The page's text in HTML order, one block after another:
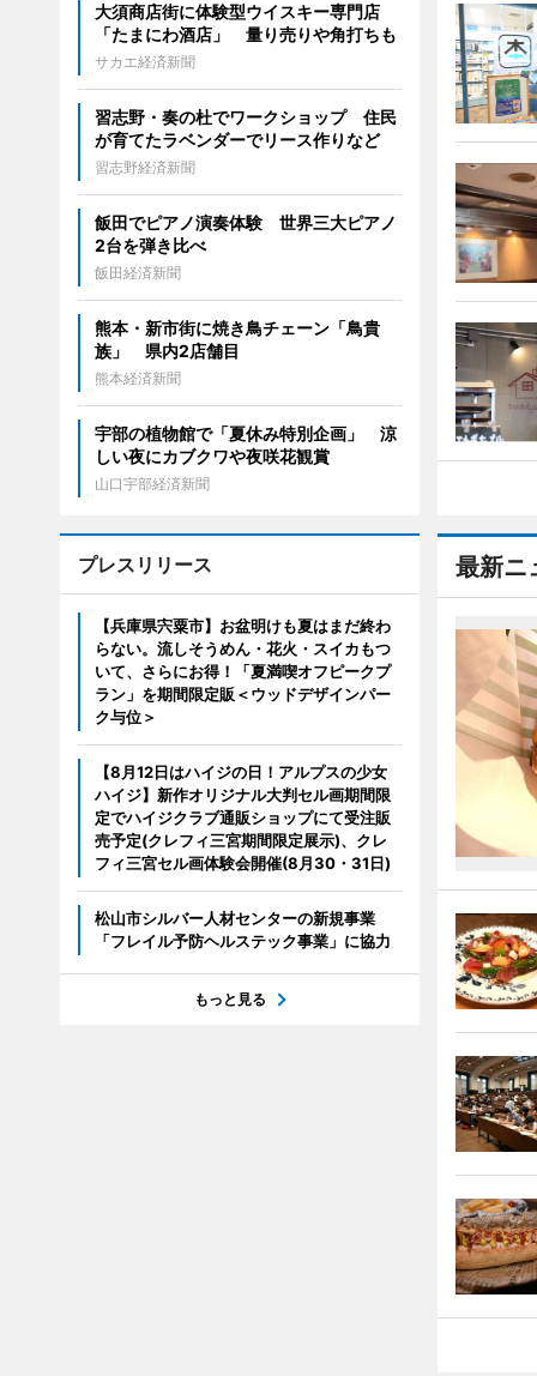
最新ニ
大須商店街に体験型ウイスキー専門店
「たまにわ酒店」 量り売りや角打ちも
サカエ経済新聞
習志野・奏の杜でワークショップ 住民
が育てたラベンダーでリース作りなど
習志野経済新聞
飯田でピアノ演奏体験 世界三大ピアノ
2台を弾き比べ
飯田経済新聞
熊本・新市街に焼き鳥チェーン「鳥貴
族」 県内2店舗目
熊本経済新聞
宇部の植物館で「夏休み特別企画」 涼
しい夜にカブクワや夜咲花観賞
山口宇部経済新聞
プレスリリース
【兵庫県宍粟市】お盆明けも夏はまだ終わ
らない。流しそうめん・花火・スイカもつ
いて、さらにお得！「夏満喫オフピークプ
ラン」を期間限定販＜ウッドデザインパー
ク与位＞
【8月12日はハイジの日！アルプスの少女
ハイジ】新作オリジナル大判セル画期間限
定でハイジクラブ通販ショップにて受注販
売予定(クレフィ三宮期間限定展示)、クレ
フィ三宮セル画体験会開催(8月30・31日)
松山市シルバー人材センターの新規事業
「フレイル予防ヘルステック事業」に協力
もっと見る